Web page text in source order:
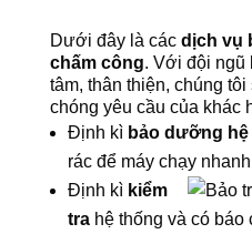
Dưới đây là các dịch vụ
chấm công. Với đội ngũ
tâm, thân thiện, chúng
chóng yêu cầu của khác
Định kì bảo dưỡng
rác để máy chạy
Định kì kiểm
trahệ thống và có báo